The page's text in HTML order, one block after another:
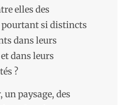
elles des
si distincts
dans leurs
dans leurs
?
un paysage, des